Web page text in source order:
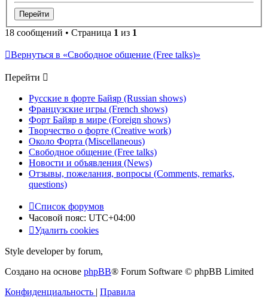
18 сообщений • Страница 1 из 1
Вернуться в «Свободное общение (Free talks)»
Перейти
Русские в форте Байяр (Russian shows)
Французские игры (French shows)
Форт Байяр в мире (Foreign shows)
Творчество о форте (Creative work)
Около Форта (Miscellaneous)
Свободное общение (Free talks)
Новости и объявления (News)
Отзывы, пожелания, вопросы (Comments, remarks,
questions)
Список форумов
Часовой пояс: UTC+04:00
Удалить cookies
Style developer by forum,
Создано на основе phpBB® Forum Software © phpBB Limited
Конфиденциальность | Правила